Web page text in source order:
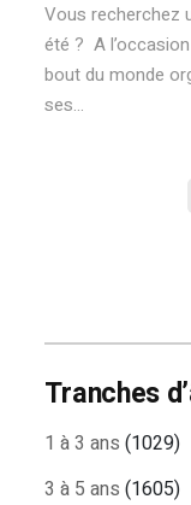
Vous recherchez
été ? A
bout du monde
ses...
Tranches
1 à 3 ans (1029)
3 à 5 ans (1605)